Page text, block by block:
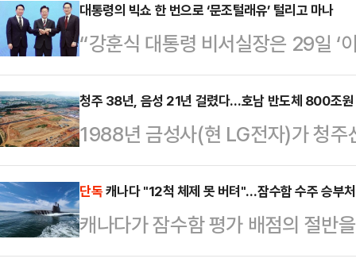
다.JTBC '사건반장'은 지난달 30
제목으로 장윤정의 친모 육 모씨의
씨는 과거 찜질방에서 알게 된 피해
낸다"고 말하며 장윤정과 주고받은
다. 휴대전화 두 대를 이용해 장윤
한 것으로 알려졌…
대통령의 빅쇼 한 번으로 ‘문조털래유’ 털리고 마나
“강훈식 대통령 비서실장은 29일 ‘
감사해서 큰절을 하고 싶다고 했다’
신 것’이라고 했다”(조선일보).신
최태원 SK그룹 회장과 차례로 인
사’였다. 대통령이 기업 총수에게
보는 건 처음이다. 이 회장이 총
내 투자 계획을 발표했으니 대통령
사람…
청주 38년, 음성 21년 걸렸다…호남 반도체 800조
1988년 금성사(현 LG전자)가 청
이듬해 금성일렉트론이 가동을 시
→SK하이닉스로 이어지는 누적 투
통합 생산 기지로 성장했다.충북
업으로 2005년 지정됐다. 그러나
단독캐나다 "12척 체제 못 버텨"…잠수함 수주 승부
캐나다가 잠수함 평가 배점의 절반
확인됐다. 캐나다 정부가 스스로 "